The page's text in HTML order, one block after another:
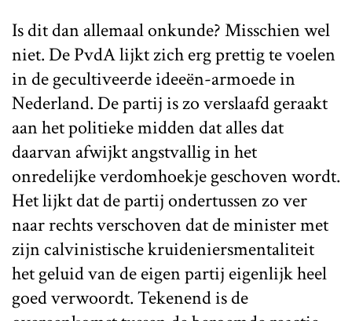
Is dit dan allemaal onkunde? Misschien wel
niet. De PvdA lijkt zich erg prettig te voelen
in de gecultiveerde ideeën-armoede in
Nederland. De partij is zo verslaafd geraakt
aan het politieke midden dat alles dat
daarvan afwijkt angstvallig in het
onredelijke verdomhoekje geschoven wordt.
Het lijkt dat de partij ondertussen zo ver
naar rechts verschoven dat de minister met
zijn calvinistische kruideniersmentaliteit
het geluid van de eigen partij eigenlijk heel
goed verwoordt. Tekenend is de